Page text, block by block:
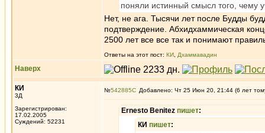
поняли истинный смысл того, чему
Нет, не ага. Тысячи лет после Будды
подтверждение. Абхидхаммическая
2500 лет все все так и понимают
Ответы на этот пост: КИ Дхаммавадин
Наверх
КИ
3Д
Зарегистрирован:
17.02.2005
Суждений: 52231
№542885 Добавлено: Чт 25 Июн 20, 21:44 (6 лет
Ernesto Benitez пишет:
КИ пишет: